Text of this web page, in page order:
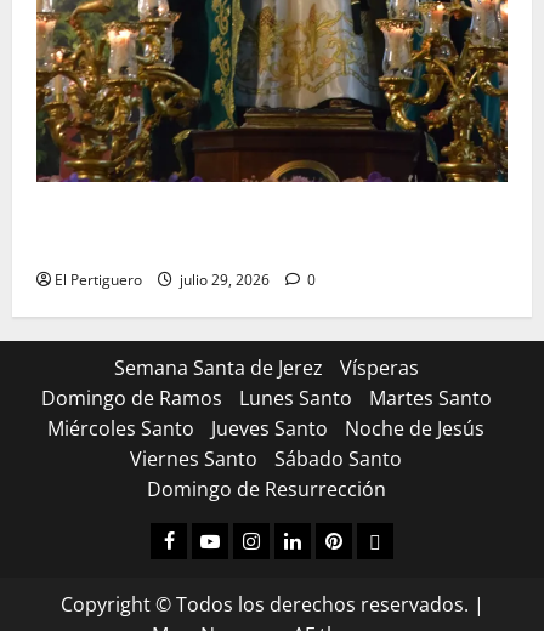
El Pertiguero julio 29, 2026 0
Semana Santa de Jerez
Vísperas
Domingo de Ramos
Lunes Santo
Martes Santo
Miércoles Santo
Jueves Santo
Noche de Jesús
Viernes Santo
Sábado Santo
Domingo de Resurrección
Facebook
YoutubeInstagram
LinkedPinterestDribbble
Copyright © Todos los derechos reservados. |